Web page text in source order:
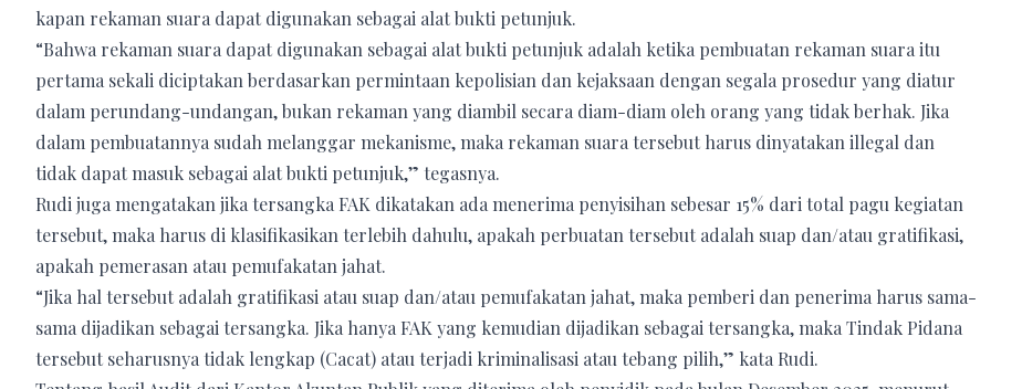
kapan rekaman suara dapat digunakan sebagai alat bukti petunjuk.
“Bahwa rekaman suara dapat digunakan sebagai alat bukti petunjuk adalah ketika pembuatan rekaman suara itu
pertama sekali diciptakan berdasarkan permintaan kepolisian dan kejaksaan dengan segala prosedur yang diatur
dalam perundang-undangan, bukan rekaman yang diambil secara diam-diam oleh orang yang tidak berhak. Jika
dalam pembuatannya sudah melanggar mekanisme, maka rekaman suara tersebut harus dinyatakan illegal dan
tidak dapat masuk sebagai alat bukti petunjuk,” tegasnya.
Rudi juga mengatakan jika tersangka FAK dikatakan ada menerima penyisihan sebesar 15% dari total pagu kegiatan
tersebut, maka harus di klasifikasikan terlebih dahulu, apakah perbuatan tersebut adalah suap dan/atau gratifikasi,
apakah pemerasan atau pemufakatan jahat.
“Jika hal tersebut adalah gratifikasi atau suap dan/atau pemufakatan jahat, maka pemberi dan penerima harus sama-
sama dijadikan sebagai tersangka. Jika hanya FAK yang kemudian dijadikan sebagai tersangka, maka Tindak Pidana
tersebut seharusnya tidak lengkap (Cacat) atau terjadi kriminalisasi atau tebang pilih,” kata Rudi.